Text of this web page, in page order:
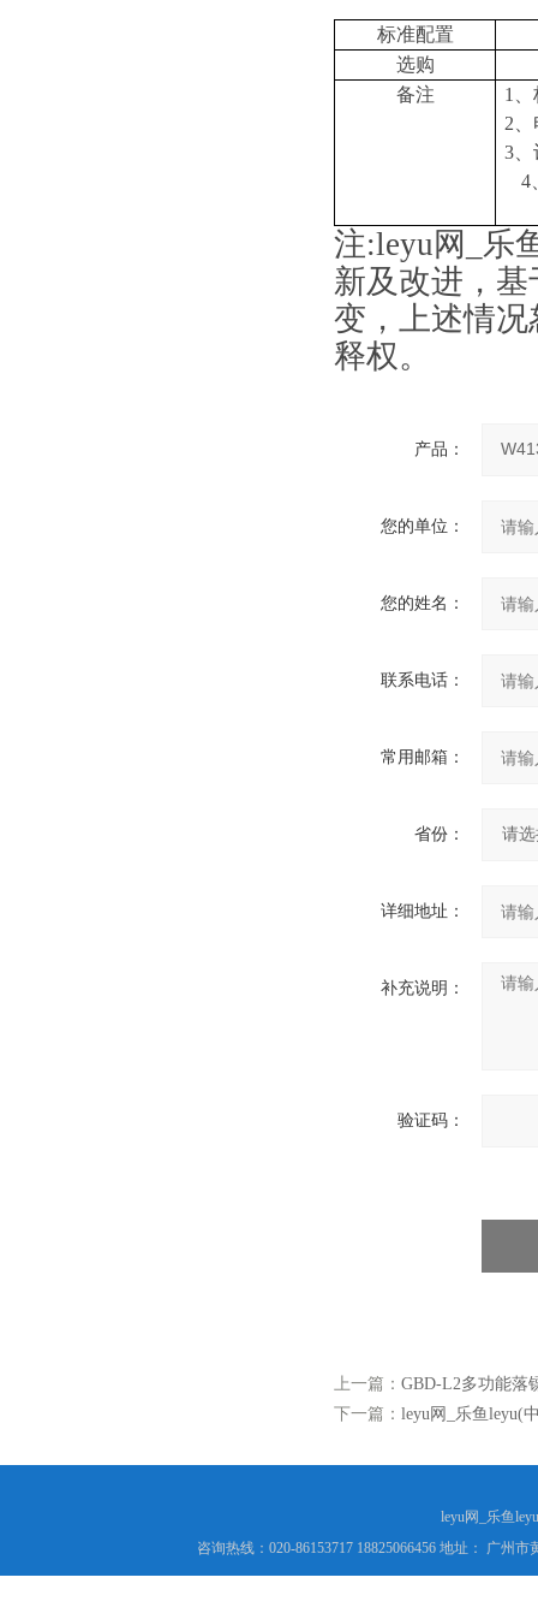
标准配置
选购
备注
1
2
3
4
注:leyu网_乐
新及改进，
变，上述情
释权。
产品：
您的单位：
您的姓名：
联系电话：
常用邮箱：
省份：
详细地址：
补充说明：
验证码：
上一篇： GBD-L2多功能落
下一篇： leyu网_乐鱼leyu(
leyu网_乐鱼
咨询热线：020-86153717 18825066456 地址： 广州